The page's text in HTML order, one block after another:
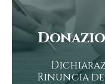
Rinuncia